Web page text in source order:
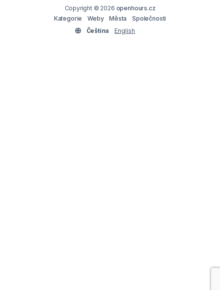
Copyright © 2026 openhours.cz
Kategorie
Weby Města
Společnosti
Čeština
English